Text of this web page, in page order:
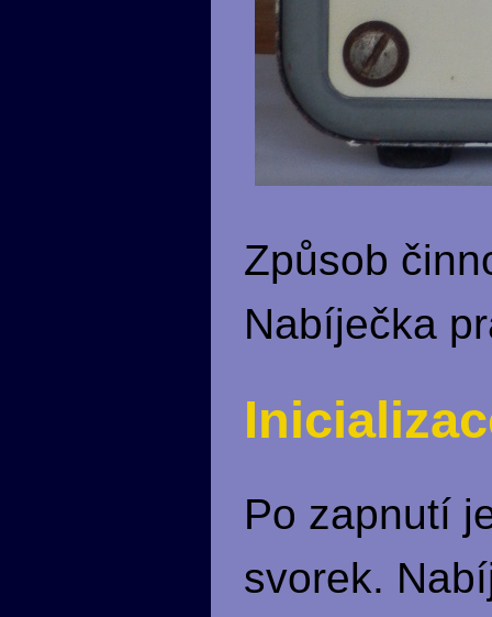
Způsob
Nabíječka
Po zapnutí
svorek.